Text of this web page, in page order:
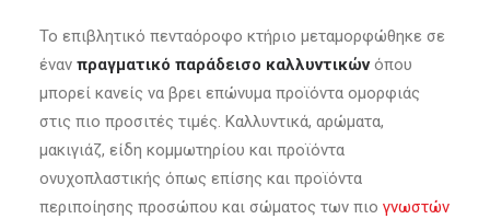
Το επιβλητικό πενταόροφο κτήριο μεταμορφώθηκε σε
έναν πραγματικό παράδεισο καλλυντικώνόπου
μπορεί κανείς να βρει επώνυμα προϊόντα ομορφιάς
στις πιο προσιτές τιμές. Καλλυντικά, αρώματα,
μακιγιάζ, είδη κομμωτηρίου και προϊόντα
ονυχοπλαστικής όπως επίσης και προϊόντα
περιποίησης προσώπου και σώματος των πιο γνωστών